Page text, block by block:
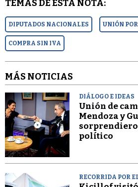
TEMAS DE ESTA NOTA:
DIPUTADOS NACIONALES UNIÓN
COMPRA SIN IVA
MÁS NOTICIAS
DIÁLOGO E IDEAS
Unión de
Mendoza y
político
RECORRIDA POR